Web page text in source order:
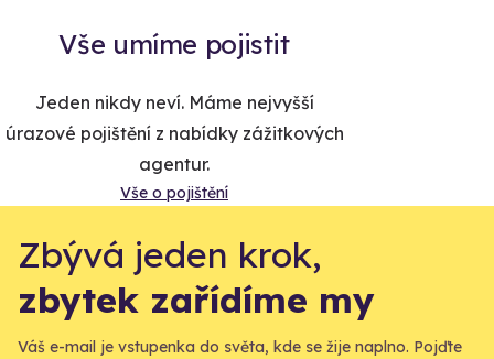
Vše umíme pojistit
Jeden nikdy neví. Máme nejvyšší
úrazové pojištění z nabídky zážitkových
agentur.
Vše o pojištění
Zbývá jeden krok,
zbytek zařídíme my
Váš e-mail je vstupenka do světa, kde se žije naplno. Pojďte